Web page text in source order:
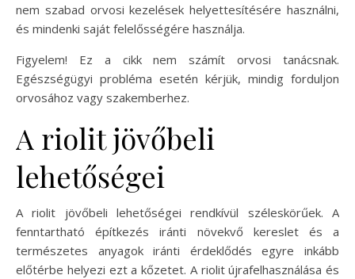
nem szabad orvosi kezelések helyettesítésére használni,
és mindenki saját felelősségére használja.
Figyelem! Ez a cikk nem számít orvosi tanácsnak.
Egészségügyi probléma esetén kérjük, mindig forduljon
orvosához vagy szakemberhez.
A riolit jövőbeli
lehetőségei
A riolit jövőbeli lehetőségei rendkívül széleskörűek. A
fenntartható építkezés iránti növekvő kereslet és a
természetes anyagok iránti érdeklődés egyre inkább
előtérbe helyezi ezt a kőzetet. A riolit újrafelhasználása és